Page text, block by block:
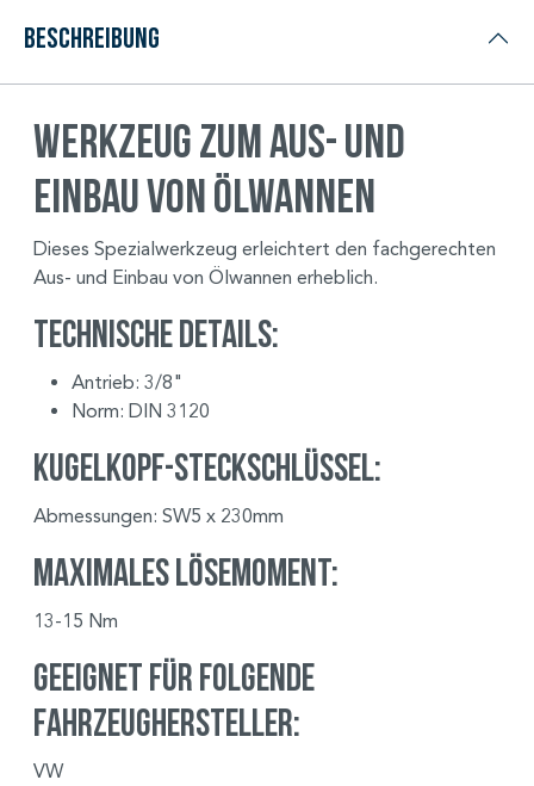
Beschreibung
Werkzeug zum Aus- und
Einbau von Ölwannen
Dieses Spezialwerkzeug erleichtert den fachgerechten
Aus- und Einbau von Ölwannen erheblich.
Technische Details:
Antrieb: 3/8"
Norm: DIN 3120
Kugelkopf-Steckschlüssel:
Abmessungen: SW5 x 230mm
Maximales Lösemoment:
13-15 Nm
Geeignet für folgende
Fahrzeughersteller:
VW